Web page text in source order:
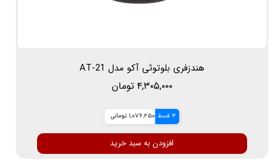
هندزفری بلوتوثی آکو مدل AT-21
۴,۳۰۵,۰۰۰ تومان
4 قسط 1,076,250 تومانی
افزودن به سبد خرید